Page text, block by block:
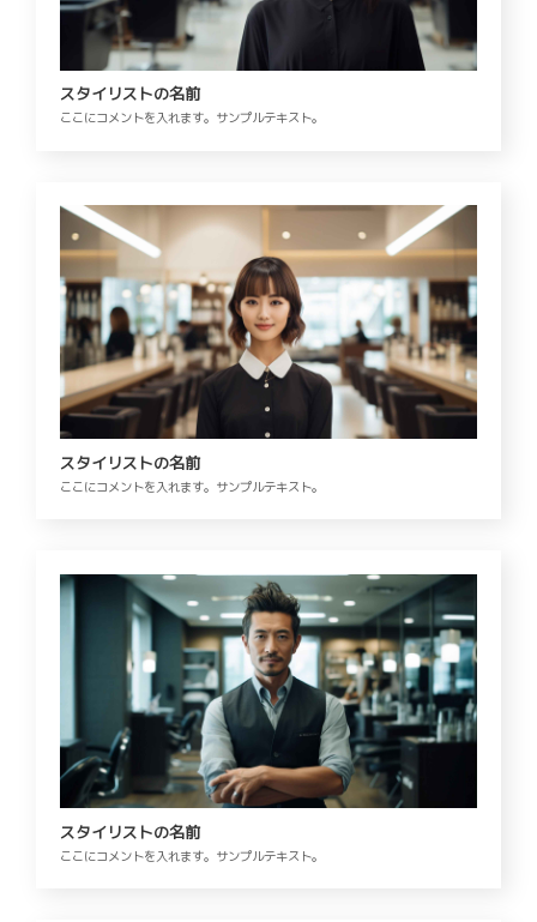
スタイリストの名前
ここにコメントを入れます。サンプルテキスト。
スタイリストの名前
ここにコメントを入れます。サンプルテキスト。
スタイリストの名前
ここにコメントを入れます。サンプルテキスト。